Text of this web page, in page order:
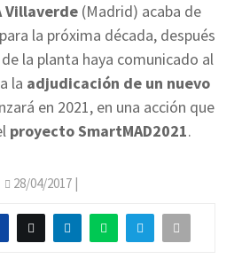
Villaverde (Madrid) acaba de
la próxima década, después
la planta haya comunicado al
la adjudicación de un nuevo
en 2021, en una acción que
proyecto SmartMAD2021.
28/04/2017 |